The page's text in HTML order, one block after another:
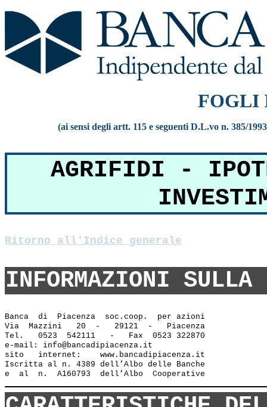
FOGLI
(ai sensi degli artt. 115 e seguenti D.L.vo n. 385/
AGRIFIDI -
Ritorno all'Indice generale
INFORMAZIONI SULLA
Banca  di  Piacenza  soc.coop.  per azioni
Via  Mazzini   20  -   29121  -   Piacenza
Tel.   0523  542111   -   Fax  0523 322870
e-mail: info@bancadipiacenza.it
sito   internet:    www.bancadipiacenza.it
Iscritta al n. 4389 dell’Albo delle Banche